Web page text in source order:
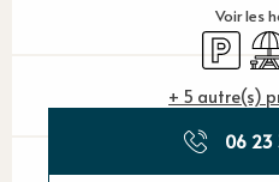
Voir les
Parking
+ 5 autre(s)
06